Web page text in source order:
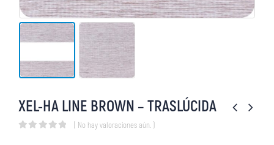
XEL-HA LINE BROWN – TRASLÚCIDA
( No hay valoraciones aún. )